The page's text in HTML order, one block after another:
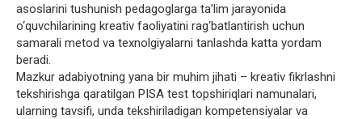
asoslarini tushunish pedagoglarga ta’lim jarayonida
o‘quvchilarining kreativ faoliyatini rag‘batlantirish uchun
samarali metod va texnolgiyalarni tanlashda katta yordam
beradi.
Mazkur adabiyotning yana bir muhim jihati – kreativ fikrlashni
tekshirishga qaratilgan PISA test topshiriqlari namunalari,
ularning tavsifi, unda tekshiriladigan kompetensiyalar va